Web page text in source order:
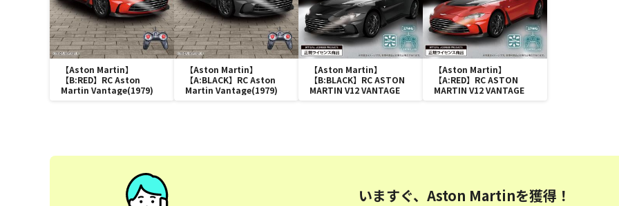
【Aston Martin】
【B:RED】RC Aston
Martin Vantage(1979)
【Aston Martin】
【A:BLACK】RC Aston
Martin Vantage(1979)
【Aston Martin】
【B:BLACK】RC ASTON
MARTIN V12 VANTAGE
【Aston Martin】
【A:RED】RC ASTON
MARTIN V12 VANTAGE
いますぐ、Aston Martinを獲得！